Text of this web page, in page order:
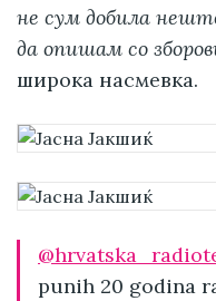
не сум добила
да опишам со
широка насмевка.
punih 20 godina